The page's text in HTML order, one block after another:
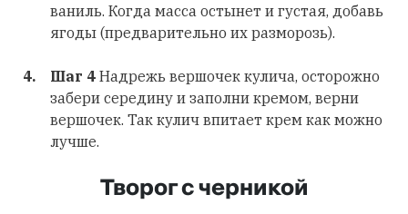
ваниль. Когда масса остынет и густая, добавь
ягоды (предварительно их разморозь).
Шаг 4 Надрежь вершочек кулича, осторожно
забери середину и заполни кремом, верни
вершочек. Так кулич впитает крем как можно
лучше.
Творог с черникой